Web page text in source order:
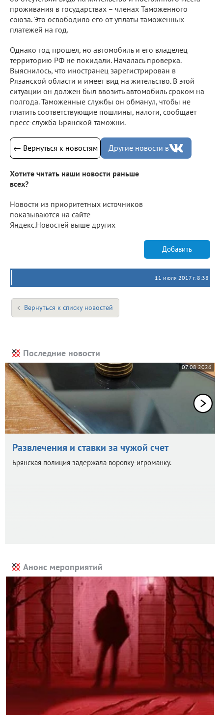
проживания в государствах – членах Таможенного
союза. Это освободило его от уплаты таможенных
платежей на год.
Однако год прошел, но автомобиль и его владелец
территорию РФ не покидали. Началась проверка.
Выяснилось, что иностранец зарегистрирован в
Рязанской области и имеет вид на жительство. В этой
ситуации он должен был ввозить автомобиль сроком на
полгода. Таможенные службы он обманул, чтобы не
платить соответствующие пошлины, налоги, сообщает
пресс-служба Брянской таможни.
← Вернуться к новостям Другие новости в
Хотите читать наши новости раньше
всех?
Новости из приоритетных источников
показываются на сайте
Яндекс.Новостей выше других
Добавить
11 июля 2017 г. 8:38
Вернуться к списку новостей
Последние новости
07.08.2026
Развлечения и ставки за чужой счет
Брянская полиция задержала воровку-игроманку.
Анонс мероприятий